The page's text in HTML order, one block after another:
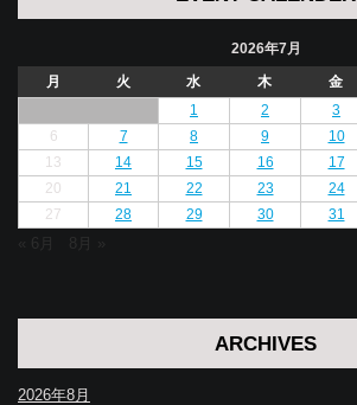
2026年7月
月
火 水 木 金
1
2 3
6
7 8 9 10
13
14 15 16 17
20
21 22 23 24
27
28 29 30 31
« 6月
ARCHIVES
2026年8月